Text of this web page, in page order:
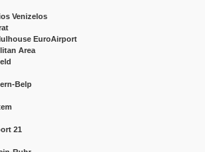
Venizelos
EuroAirport
Area
Belp
21